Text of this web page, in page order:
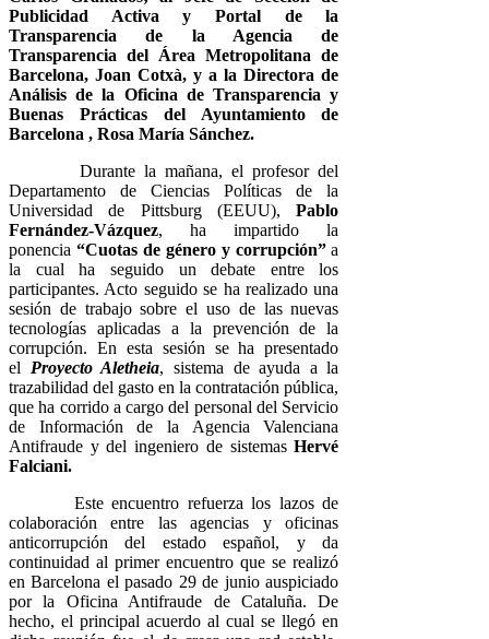
Publicidad Activa y Portal de la
Transparencia de la Agencia de
Transparencia del Área Metropolitana de
Barcelona, Joan Cotxà, y a la Directora de
Análisis de la Oficina de Transparencia y
Buenas Prácticas del Ayuntamiento de
Barcelona , Rosa María Sánchez.
Durante la mañana, el profesor del
Departamento de Ciencias Políticas de la
Universidad de Pittsburg (EEUU),Pablo
Fernández-Vázquez, ha impartido la
ponencia “Cuotas de género y corrupción”a
la cual ha seguido un debate entre los
participantes. Acto seguido se ha realizado una
sesión de trabajo sobre el uso de las nuevas
tecnologías aplicadas a la prevención de la
corrupción. En esta sesión se ha presentado
el Proyecto Aletheia, sistema de ayuda a la
trazabilidad del gasto en la contratación pública,
que ha corrido a cargo del personal del Servicio
de Información de la Agencia Valenciana
Antifraude y del ingeniero de sistemasHervé
Falciani.
Este encuentro refuerza los lazos de
colaboración entre las agencias y oficinas
anticorrupción del estado español, y da
continuidad al primer encuentro que se realizó
en Barcelona el pasado 29 de junio auspiciado
por la Oficina Antifraude de Cataluña. De
hecho, el principal acuerdo al cual se llegó en